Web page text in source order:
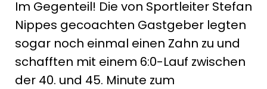
Im Gegenteil! Die von Sportleiter Stefan
Nippes gecoachten Gastgeber legten
sogar noch einmal einen Zahn zu und
schafften mit einem 6:0-Lauf zwischen
der 40. und 45. Minute zum